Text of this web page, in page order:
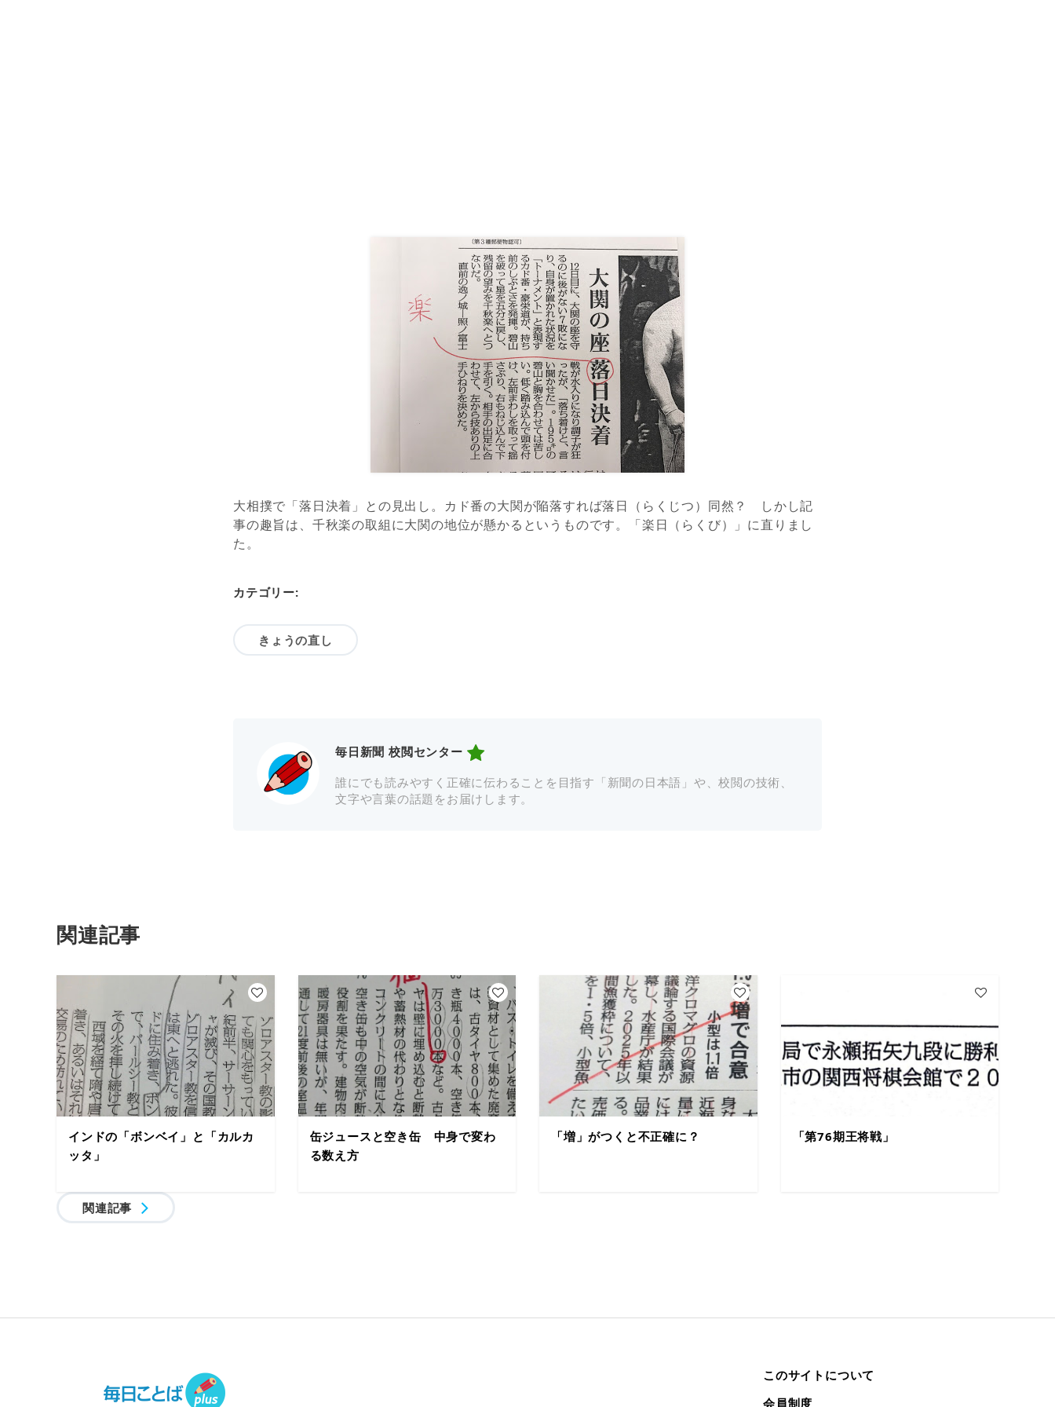
大相撲で「落日決着」との見出し。カド番の大関が陥落すれば落日（らくじつ）同然？ しかし記
事の趣旨は、千秋楽の取組に大関の地位が懸かるというものです。「楽日（らくび）」に直りまし
た。
カテゴリー:
きょうの直し
毎日新聞 校閲センター
誰にでも読みやすく正確に伝わることを目指す「新聞の日本語」や、校閲の技術、
文字や言葉の話題をお届けします。
関連記事
インドの「ボンベイ」と「カルカ
ッタ」
缶ジュースと空き缶 中身で変わ
る数え方
「増」がつくと不正確に？ 「第76期王将戦」
関連記事
このサイトについて
会員制度